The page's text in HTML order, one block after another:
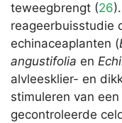
teweegbrengt (26
reageerbuisstudie
echinaceaplanten (
angustifolia en
alvleesklier- en
stimuleren van
gecontroleerde